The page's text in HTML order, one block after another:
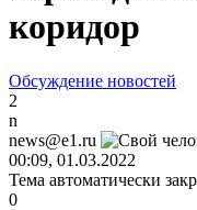
коридор
Обсуждение новостей
2
n
news@e1.ru
00:09, 01.03.2022
Тема автоматически
0